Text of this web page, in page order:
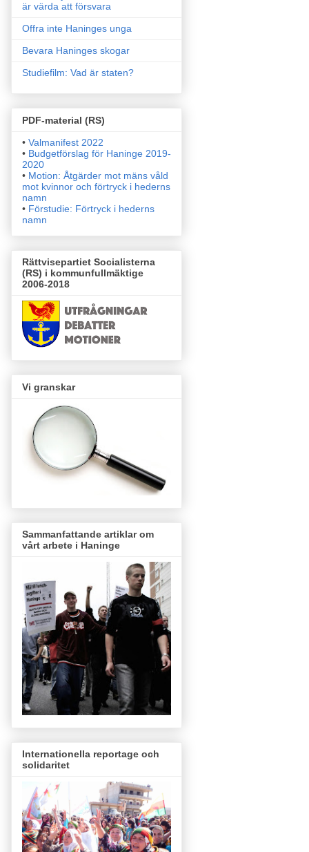
är värda att försvara
Offra inte Haninges unga
Bevara Haninges skogar
Studiefilm: Vad är staten?
PDF-material (RS)
• Valmanifest 2022
• Budgetförslag för Haninge 2019-
2020
• Motion: Åtgärder mot mäns våld
mot kvinnor och förtryck i hederns
namn
• Förstudie: Förtryck i hederns
namn
Rättvisepartiet Socialisterna
(RS) i kommunfullmäktige
2006-2018
Vi granskar
Sammanfattande artiklar om
vårt arbete i Haninge
Internationella reportage och
solidaritet